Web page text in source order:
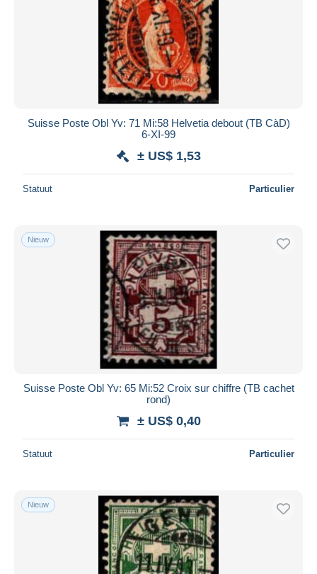
Suisse Poste Obl Yv: 71 Mi:58 Helvetia debout (TB CàD)
6-XI-99
± US$ 1,53
Statuut Particulier
Nieuw
Suisse Poste Obl Yv: 65 Mi:52 Croix sur chiffre (TB cachet
rond)
± US$ 0,40
Statuut Particulier
Nieuw